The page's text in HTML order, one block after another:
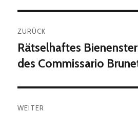
ZURÜCK
Vorheriger
Beitrag:
Rätselhaftes
des Commissario
WEITER